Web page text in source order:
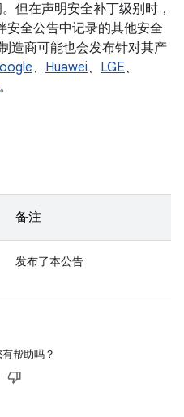
但在声明安全补丁级别时，
安全公告中记录的其他安全
造商可能也会发布针对其产
、 Huawei、 LGE、
。
备注
发布了本公告
帮助吗？